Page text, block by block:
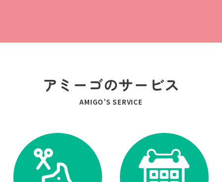
アミーゴのサービス
AMIGO’S SERVICE